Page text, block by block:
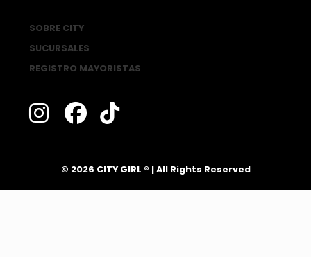
SOBRE CITY
SUCURSALES
REGISTRO MAYORISTAS
© 2026 CITY GIRL ® | All Rights Reserved